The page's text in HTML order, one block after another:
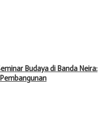
Budaya di Banda Neira: